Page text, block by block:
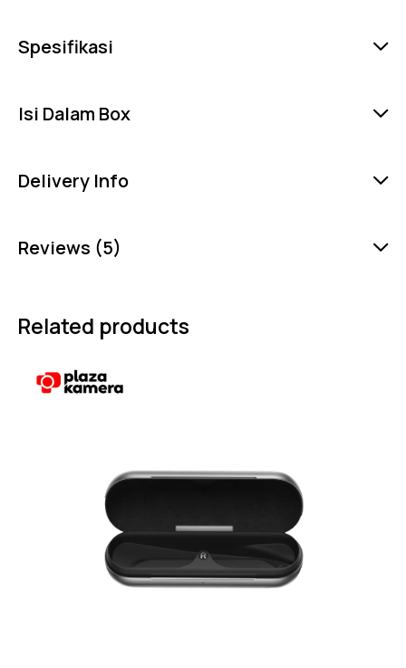
Spesifikasi
Isi Dalam Box
Delivery Info
Reviews (5)
Related products